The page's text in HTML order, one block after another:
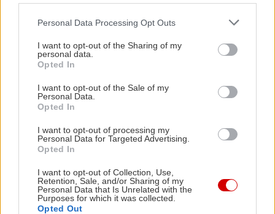
Please note that this website/app uses one or more Google
not limited to your visit or usage behaviour. You may click to
grant or deny consent to Google and its third-party tags to
use your data for below specified purposes in below Google
consent section.
Personal Data Processing Opt Outs
I want to opt-out of the Sharing of my
personal data.
Opted In
I want to opt-out of the Sale of my
Personal Data.
Opted In
I want to opt-out of processing my
Personal Data for Targeted Advertising.
Opted In
I want to opt-out of Collection, Use,
Retention, Sale, and/or Sharing of my
Personal Data that Is Unrelated with the
Purposes for which it was collected.
Opted Out